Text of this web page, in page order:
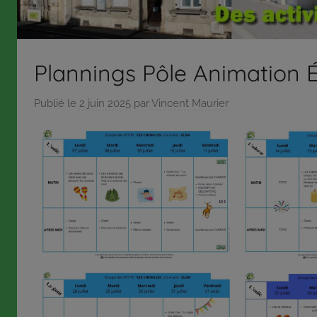
répond
et
la
définies
par
son
qui,
pour
certaines
décisions,
Plannings Pôle Animation
Publié le 2 juin 2025 parVincent Maurier